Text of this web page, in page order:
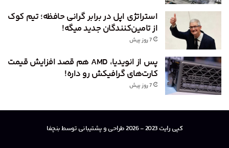
استراتژی اپل در برابر گرانی حافظه؛ تیم کوک
از تامین‌کنندگان جدید میگه!
7 روز پیش
پس از انویدیا، AMD هم قصد افزایش قیمت
کارت‌های گرافیکش رو داره!
7 روز پیش
کپی رایت 2023 - 2026 طراحی و پشتیبانی توسط بنچفا